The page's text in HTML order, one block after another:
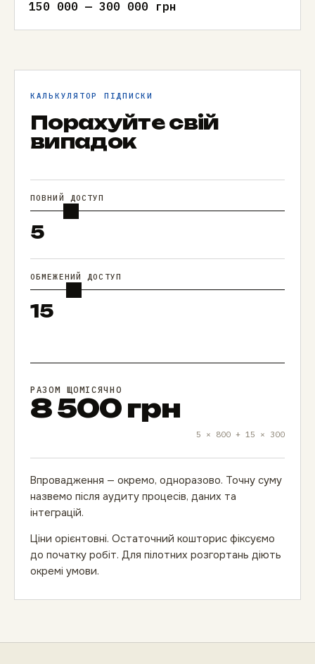
150 000 — 300 000 грн
КАЛЬКУЛЯТОР ПІДПИСКИ
Порахуйте свій
випадок
ПОВНИЙ ДОСТУП
5
ОБМЕЖЕНИЙ ДОСТУП
15
РАЗОМ ЩОМІСЯЧНО
8 500 грн
5 × 800 + 15 × 300
Впровадження — окремо, одноразово. Точну суму
назвемо після аудиту процесів, даних та
інтеграцій.
Ціни орієнтовні. Остаточний кошторис фіксуємо
до початку робіт. Для пілотних розгортань діють
окремі умови.